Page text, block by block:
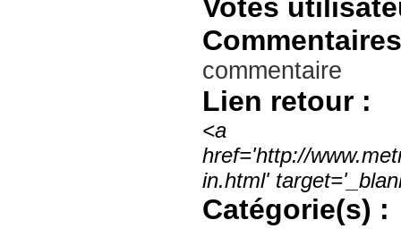
Votes
commentaire
Lien retour :
<a
href='http://
in.html'
Catégorie(s) :